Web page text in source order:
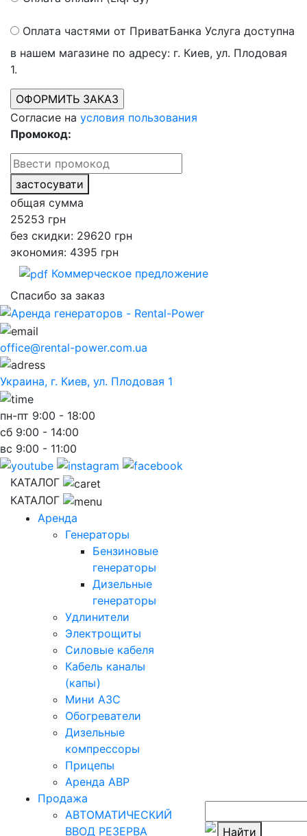
Оплата частями от ПриватБанка Услуга доступна
в нашем магазине по адресу: г. Киев, ул. Плодовая
1.
Согласие на условия пользования
Промокод:
застосувати
общая сумма
25253 грн
без скидки: 29620 грн
экономия: 4395 грн
Коммерческое предложение
Спасибо за заказ
office@rental-power.com.ua
Украина, г. Киев, ул. Плодовая 1
пн-пт 9:00 - 18:00
сб 9:00 - 14:00
вс 9:00 - 11:00
КАТАЛОГ
КАТАЛОГ
Аренда
Генераторы
Бензиновые
генераторы
Дизельные
генераторы
Удлинители
Электрощиты
Силовые кабеля
Кабель каналы
(капы)
Мини АЗС
Обогреватели
Дизельные
компрессоры
Прицепы
Аренда АВР
Продажа
АВТОМАТИЧЕСКИЙ
ВВОД РЕЗЕРВА
Найти